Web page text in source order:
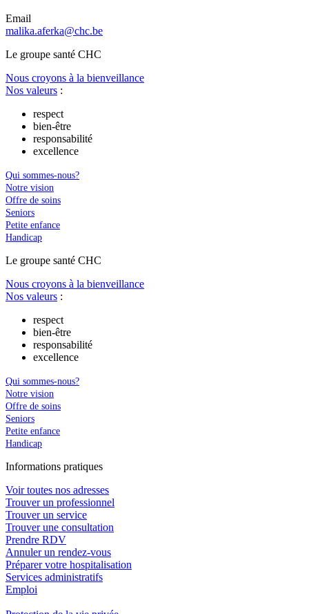
Email
malika.aferka@chc.be
Le groupe santé CHC
Nous croyons à la bienveillance
Nos valeurs :
respect
bien-être
responsabilité
excellence
Qui sommes-nous?
Notre vision
Offre de soins
Seniors
Petite enfance
Handicap
Le groupe santé CHC
Nous croyons à la bienveillance
Nos valeurs :
respect
bien-être
responsabilité
excellence
Qui sommes-nous?
Notre vision
Offre de soins
Seniors
Petite enfance
Handicap
Informations pratiques
Voir toutes nos adresses
Trouver un professionnel
Trouver un service
Trouver une consultation
Prendre RDV
Annuler un rendez-vous
Préparer votre hospitalisation
Services administratifs
Emploi​